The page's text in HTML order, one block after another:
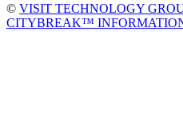
© VISIT TECHNOLOGY
CITYBREAK™